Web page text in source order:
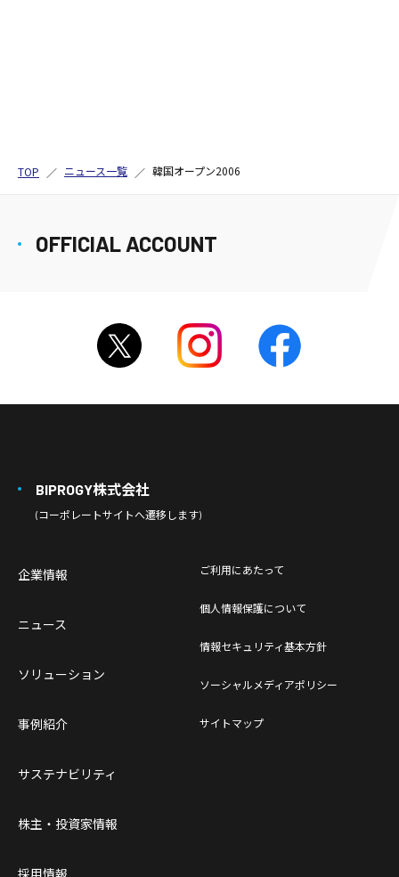
TOP ニュース一覧 韓国オープン2006
OFFICIAL ACCOUNT
BIPROGY株式会社
(コーポレートサイトへ遷移します)
企業情報
ニュース
ソリューション
事例紹介
サステナビリティ
株主・投資家情報
採用情報
ご利用にあたって
個人情報保護について
情報セキュリティ基本方針
ソーシャルメディアポリシー
サイトマップ